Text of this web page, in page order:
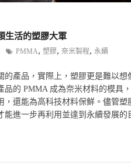
生活的塑膠大軍
PMMA, 塑膠, 奈米製程, 永續
的產品，實際上，塑膠更是難以
品的 PMMA 成為奈米材料的模具
，還能為高科技材料保鮮。儘管
進一步再利用並達到永續發展的